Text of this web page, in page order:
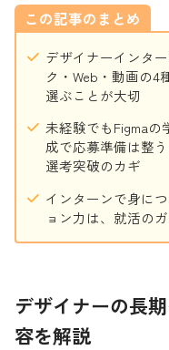
この記事のまとめ
デザイナーインタ
ク・Web・動画の4
選ぶことが大切
未経験でもFigmaの
成で応募準備は整
選考突破のカギ
インターンで身に
ョン力は、就活の
デザイナーの長
容を解説